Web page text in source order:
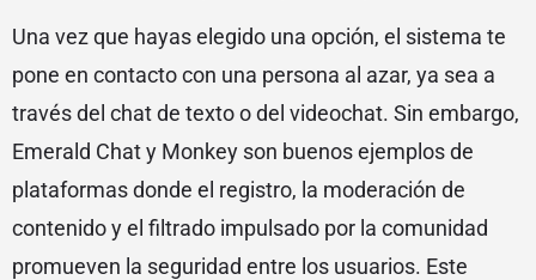
Una vez que hayas elegido una opción, el sistema te
pone en contacto con una persona al azar, ya sea a
través del chat de texto o del videochat. Sin embargo,
Emerald Chat y Monkey son buenos ejemplos de
plataformas donde el registro, la moderación de
contenido y el filtrado impulsado por la comunidad
promueven la seguridad entre los usuarios. Este